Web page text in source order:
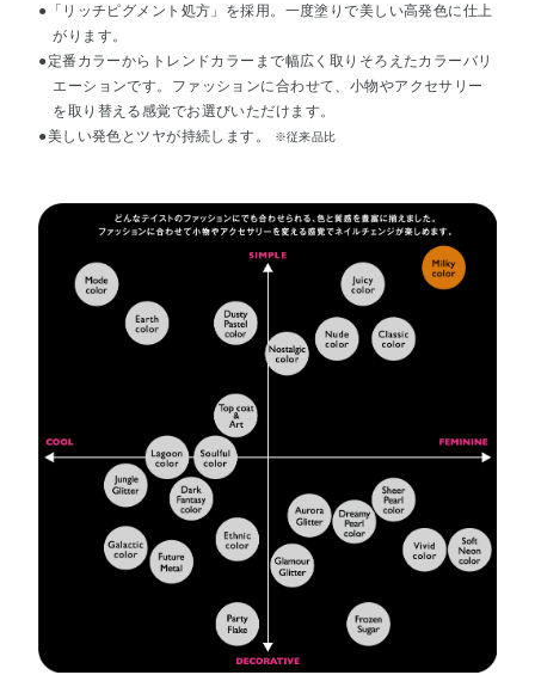
●「リッチピグメント処方」を採用。一度塗りで美しい高発色に仕上
がります。
●定番カラーからトレンドカラーまで幅広く取りそろえたカラーバリ
エーションです。ファッションに合わせて、小物やアクセサリー
を取り替える感覚でお選びいただけます。
●美しい発色とツヤが持続します。
※従来品比